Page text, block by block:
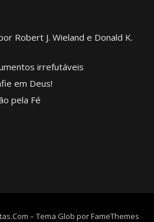
Robert J. Wieland e Donald K.
irrefutáveis
em Deus!
pela Fé
– Tema Glob porFameThemes